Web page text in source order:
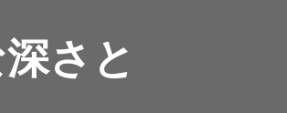
さと